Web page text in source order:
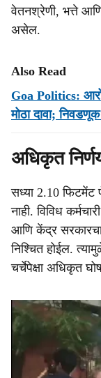
वेतनश्रेणी, भत्ते
असेल.
Also Read
Goa Politics:
मोठा दावा;
अधिकृत
सध्या 2.10 फिटमेंट
नाही. विविध
आणि केंद्र
निश्चित होईल.
चर्चेपेक्षा अधिकृत